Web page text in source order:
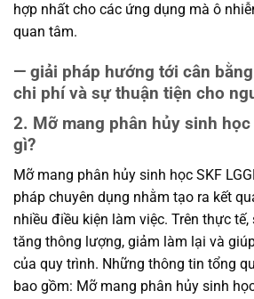
hợp nhất cho các ứng dụng mà ô
quan tâm.
— giải pháp hướng tới cân
chi phí và sự thuận tiện cho
2. Mỡ mang phân hủy sinh học
gì?
Mỡ mang phân hủy sinh học SKF
pháp chuyên dụng nhằm tạo ra kết
nhiều điều kiện làm việc. Trên thực
tăng thông lượng, giảm làm lại và
của quy trình. Những thông tin tổng
bao gồm: Mỡ mang phân hủy sinh